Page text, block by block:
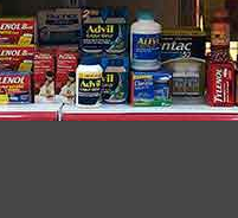
tay và đầu gối…vỗ